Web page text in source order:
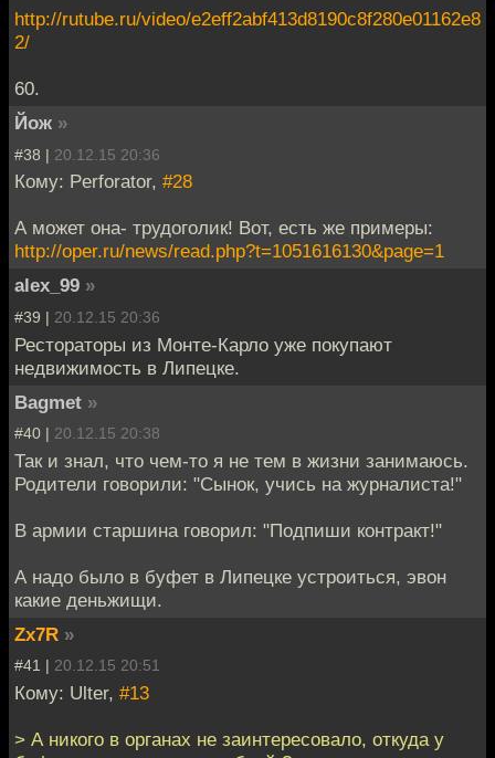
http://rutube.ru/video/e2eff2abf413d8190c8f280e01162e8
2/
60.
Йож »
#38 | 20.12.15 20:36
Кому: Perforator, #28
А может она- трудоголик! Вот, есть же примеры:
http://oper.ru/news/read.php?t=1051616130&page=1
alex_99 »
#39 | 20.12.15 20:36
Рестораторы из Монте-Карло уже покупают
недвижимость в Липецке.
Bagmet »
#40 | 20.12.15 20:38
Так и знал, что чем-то я не тем в жизни занимаюсь.
Родители говорили: "Сынок, учись на журналиста!"
В армии старшина говорил: "Подпиши контракт!"
А надо было в буфет в Липецке устроиться, эвон
какие деньжищи.
Zx7R »
#41 | 20.12.15 20:51
Кому: Ulter, #13
> А никого в органах не заинтересовало, откуда у